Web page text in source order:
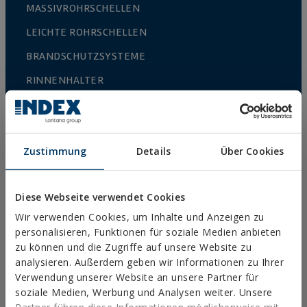
Zustimmung Details Über Cookies
Diese Webseite verwendet Cookies
Wir verwenden Cookies, um Inhalte und Anzeigen zu
personalisieren, Funktionen für soziale Medien anbieten
zu können und die Zugriffe auf unsere Website zu
analysieren. Außerdem geben wir Informationen zu Ihrer
Verwendung unserer Website an unsere Partner für
soziale Medien, Werbung und Analysen weiter. Unsere
MASSIVROHRSCHELLEN
LEICHTE ROHRSCHELLEN
BRANDSCHUTZSYSTEME
RINNENHALTER
NYLON-SCHELLEN
PROFILE, SCHIENEN UND GRUNDANBINDUNGEN
INSTALLATIONSSYSTEME UND BEFESTIGUNGEN FÜR
SOLARMODULE
SANITÄR-UND KLIMAANLAGENBEFESTIGUNG
DIY
ONLINE-KATALOG